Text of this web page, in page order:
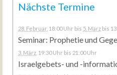
Nächste Termine
28. Februar , 18:00 Uhr bis 5. März bis
Seminar: Prophetie und
3. März , 19:30 Uhr bis 21:00 Uhr
Israelgebets- und -